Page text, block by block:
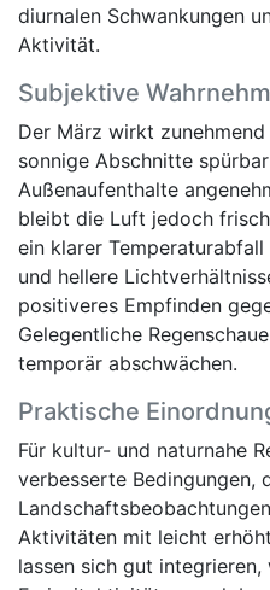
diurnalen Schwankungen
Aktivität.
Subjektive
Der März wirkt
sonnige Abschnitte
Außenaufenthalte
bleibt die Luft jedoch
ein klarer
und hellere
positiveres Empfinden
Gelegentliche
temporär abschwächen.
Praktische
Für kultur- und naturnahe
verbesserte Bedingungen,
Aktivitäten mit leicht
lassen sich gut integrieren,